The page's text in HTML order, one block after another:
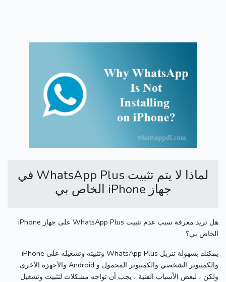
لماذا لا يتم تثبيت WhatsApp Plus في
جهاز iPhone الخاص بي
هل تريد معرفة سبب عدم تثبيت WhatsApp Plus على جهاز iPhone
الخاص بي؟
يمكنك بسهولة تنزيل WhatsApp Plus وتثبيته وتشغيله على iPhone
والكمبيوتر الشخصي والكمبيوتر المحمول و Android والأجهزة الأخرى.
ولكن ، لبعض الأسباب الفنية ، يجب أن تواجه مشكلات لتثبيت وتشغيل